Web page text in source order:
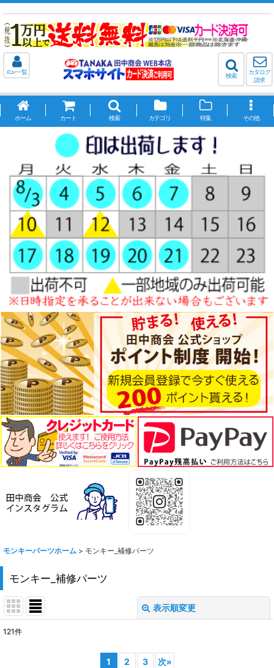
ﾒﾆｭｰ一覧
検索
カタログ
請求
ホーム カート 検索 カテゴリ 特集 その他
モンキーパーツホーム > モンキー_補修パーツ
モンキー_補修パーツ
表示順変更
121件
1 2 3 次»